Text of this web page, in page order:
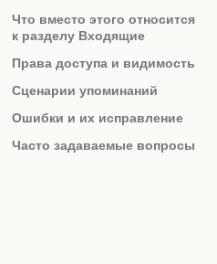
Что вместо этого относится
к разделу Входящие
Права доступа и видимость
Сценарии упоминаний
Ошибки и их исправление
Часто задаваемые вопросы